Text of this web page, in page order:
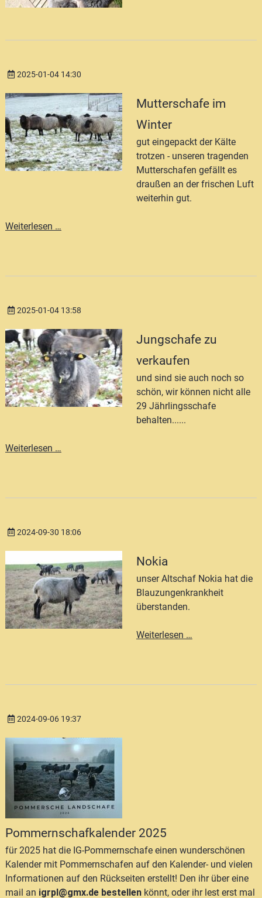
2025-01-04 14:30
Mutterschafe im
Winter
gut eingepackt der Kälte
trotzen - unseren tragenden
Mutterschafen gefällt es
draußen an der frischen Luft
weiterhin gut.
Weiterlesen …Mutterschafe
2025-01-04 13:58
Jungschafe zu
verkaufen
und sind sie auch noch so
schön, wir können nicht alle
29 Jährlingsschafe
behalten......
Weiterlesen …Jungschafe
2024-09-30 18:06
Nokia
unser Altschaf Nokia hat die
Blauzungenkrankheit
überstanden.
Weiterlesen …Nokia
2024-09-06 19:37
Pommernschafkalender 2025
für 2025 hat die IG-Pommernschafe einen wunderschönen
Kalender mit Pommernschafen auf den Kalender- und vielen
Informationen auf den Rückseiten erstellt! Den ihr über eine
mail an igrpl@gmx.de bestellenkönnt, oder ihr lest erst mal